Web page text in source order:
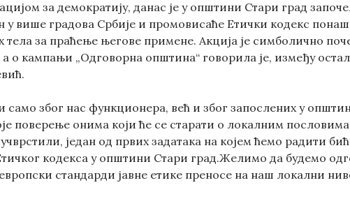
за демократију, данас је у општини Стари град
у више градова Србије и промовисаће Етички кодекс
за праћење његове примене. Акција је симболично
а о кампањи „Одговорна општина“ говорила је, између
само због нас функционера, већ и због запослених у
поверење онима који ће се старати о локалним
један од првих задатака на којем ћемо радити
кодекса у општини Стари град.Желимо да будемо
стандарди јавне етике преносе на наш локални